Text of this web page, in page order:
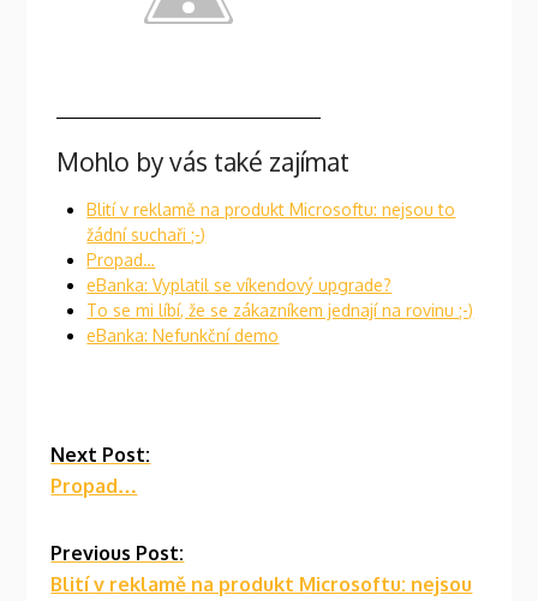
Mohlo by vás také zajímat
Blití v reklamě na produkt Microsoftu: nejsou to
žádní suchaři ;-)
Propad…
eBanka: Vyplatil se víkendový upgrade?
To se mi líbí, že se zákazníkem jednají na rovinu ;-)
eBanka: Nefunkční demo
Continue
Reading
Next Post:
Propad…
Previous Post:
Blití v reklamě na produkt Microsoftu: nejsou